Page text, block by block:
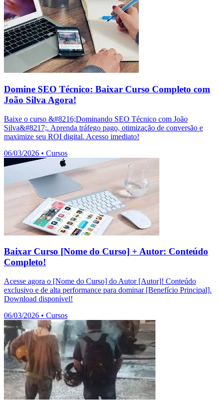
Domine SEO Técnico: Baixar Curso Completo com
João Silva Agora!
Baixe o curso &#8216;Dominando SEO Técnico com João
Silva&#8217;. Aprenda tráfego pago, otimização de conversão e
maximize seu ROI digital. Acesso imediato!
06/03/2026 • Cursos
Baixar Curso [Nome do Curso] + Autor: Conteúdo
Completo!
Acesse agora o [Nome do Curso] do Autor [Autor]! Conteúdo
exclusivo e de alta performance para dominar [Benefício Principal].
Download disponível!
06/03/2026 • Cursos